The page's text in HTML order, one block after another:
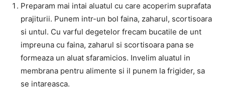
Preparam mai intai aluatul cu care acoperim suprafata
prajiturii. Punem intr-un bol faina, zaharul, scortisoara
si untul. Cu varful degetelor frecam bucatile de unt
impreuna cu faina, zaharul si scortisoara pana se
formeaza un aluat sfaramicios. Invelim aluatul in
membrana pentru alimente si il punem la frigider, sa
se intareasca.